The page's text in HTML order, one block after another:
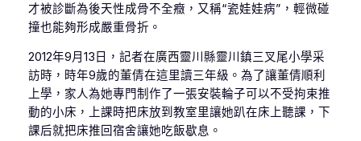
才被診斷為後天性成骨不全癥，又稱“瓷娃娃病”，輕微碰
撞也能夠形成嚴重骨折。
2012年9月13日，記者在廣西靈川縣靈川鎮三叉尾小學采
訪時，時年9歲的董倩在這里讀三年級。為了讓董倩順利
上學，家人為她專門制作了一張安裝輪子可以不受拘束推
動的小床，上課時把床放到教室里讓她趴在床上聽課，下
課后就把床推回宿舍讓她吃飯歇息。